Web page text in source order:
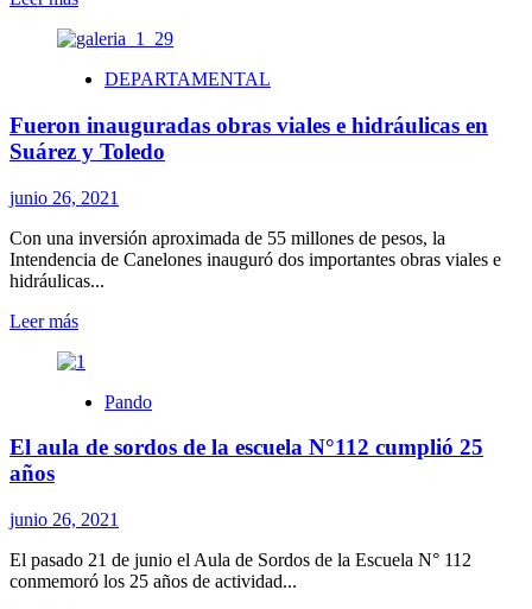
sobre
Multicolor
en
coordinación
DEPARTAMENTAL
Fueron inauguradas obras viales e hidráulicas en
Suárez y Toledo
junio 26, 2021
Con una inversión aproximada de 55 millones de pesos, la
Intendencia de Canelones inauguró dos importantes obras viales e
hidráulicas...
Leer másLeer
sobre
inauguradas
viales
en
Suárez
y
Toledo
Pando
El aula de sordos de la escuela N°112 cumplió 25
años
junio 26, 2021
El pasado 21 de junio el Aula de Sordos de la Escuela N° 112
conmemoró los 25 años de actividad...